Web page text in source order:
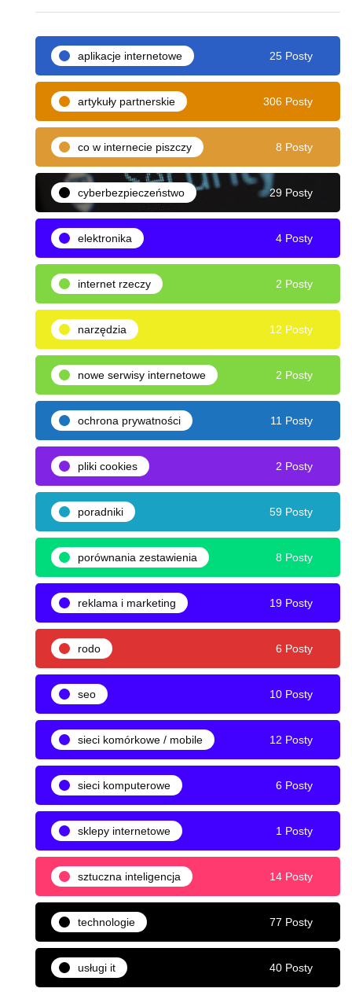
aplikacje internetowe 25 Posty
artykuły partnerskie 306 Posty
co w internecie piszczy 8 Posty
cyberbezpieczeństwo 29 Posty
elektronika 4 Posty
internet rzeczy 2 Posty
narzędzia 12 Posty
nowe serwisy internetowe 2 Posty
ochrona prywatności 11 Posty
pliki cookies 2 Posty
poradniki 59 Posty
porównania zestawienia 8 Posty
reklama i marketing 19 Posty
rodo 6 Posty
seo 10 Posty
sieci komórkowe / mobile 12 Posty
sieci komputerowe 6 Posty
sklepy internetowe 1 Posty
sztuczna inteligencja 14 Posty
technologie 77 Posty
usługi it 40 Posty